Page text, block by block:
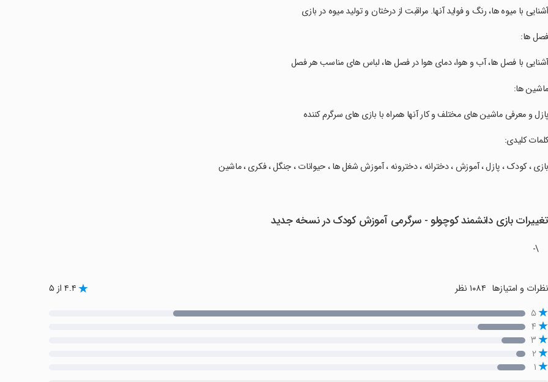
‏آشنایی با میوه ها، رنگ و فواید آنها. مراقبت از درختان و تولید میوه در بازی
‏فصل ها:
‏آشنایی با فصل ها، آب و هوا، دمای هوا در فصل ها، لباس های مناسب هر فصل
‏ماشین ها:
‏پازل و معرفی ماشین های مختلف و کار آنها همراه با بازی های سرگرم کننده
‏کلمات کلیدی:
‏بازی ، کودک ، پازل ، آموزش ، دخترانه ، دخترونه ، آموزش شغل ها ، حیوانات ، جنگل ، فکری ، ماشین
تغییرات بازی دانشمند کوچولو - سرگرمی آموزش کودک در نسخه جدید
\-
نظرات و امتیازها ۴.۴ از ۵
۵
۴
۳
۲
۱